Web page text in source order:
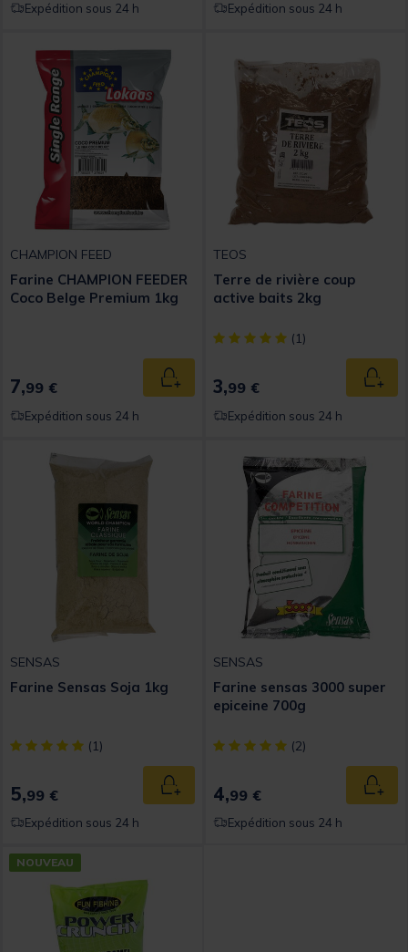
Expédition sous 24 h Expédition sous 24 h
CHAMPION FEED
Farine CHAMPION FEEDER
Coco Belge Premium 1kg
7,99 € Ajouter au panier
Expédition sous 24 h
TEOS
Terre de rivière coup
active baits 2kg
[object Object] out of 5
(1)
3,99 €
Expédition sous 24 h
SENSAS
Farine Sensas Soja 1kg
[object Object] out of 5 Customer Rating
(1)
5,99 € Ajouter au panier
Expédition sous 24 h
SENSAS
Farine sensas 3000 super
epiceine 700g
[object Object] out of 5
(2)
4,99 €
Expédition sous 24 h
NOUVEAU